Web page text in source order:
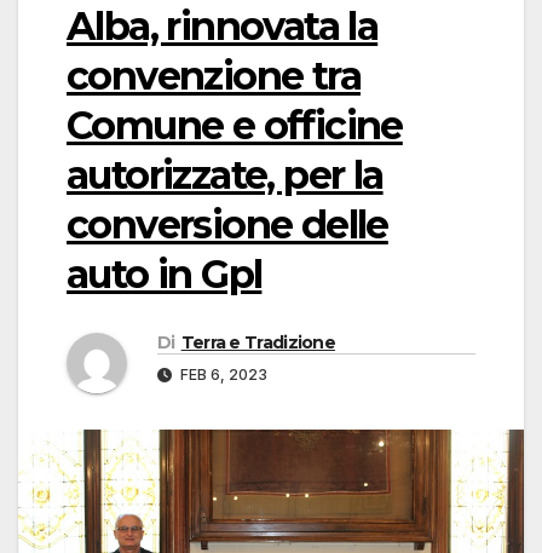
Alba, rinnovata la
convenzione tra
Comune e officine
autorizzate, per la
conversione delle
auto in Gpl
Di Terra e Tradizione
FEB 6, 2023